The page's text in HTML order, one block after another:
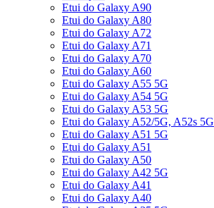
Etui do Galaxy A90
Etui do Galaxy A80
Etui do Galaxy A72
Etui do Galaxy A71
Etui do Galaxy A70
Etui do Galaxy A60
Etui do Galaxy A55 5G
Etui do Galaxy A54 5G
Etui do Galaxy A53 5G
Etui do Galaxy A52/5G, A52s 5G
Etui do Galaxy A51 5G
Etui do Galaxy A51
Etui do Galaxy A50
Etui do Galaxy A42 5G
Etui do Galaxy A41
Etui do Galaxy A40